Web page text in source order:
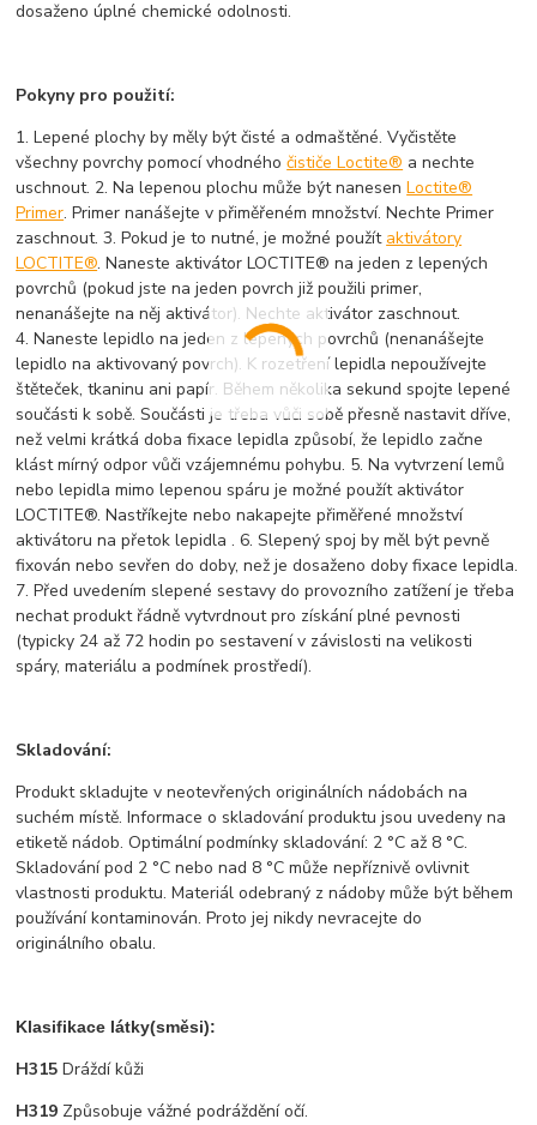
dosaženo úplné chemické odolnosti.
Pokyny pro použití:
1. Lepené plochy by měly být čisté a odmaštěné. Vyčistěte
všechny povrchy pomocí vhodnéhočističe Loctite® a nechte
uschnout. 2. Na lepenou plochu může být nanesenLoctite®
Primer. Primer nanášejte v přiměřeném množství. Nechte Primer
zaschnout. 3. Pokud je to nutné, je možné použít aktivátory
LOCTITE®. Naneste aktivátor LOCTITE® na jeden z lepených
povrchů (pokud jste na jeden povrch již použili primer,
nenanášejte na něj aktivátor). Nechte aktivátor zaschnout.
4. Naneste lepidlo na jeden z lepených povrchů (nenanášejte
lepidlo na aktivovaný povrch). K rozetření lepidla nepoužívejte
štěteček, tkaninu ani papír. Během několika sekund spojte lepené
součásti k sobě. Součásti je třeba vůči sobě přesně nastavit dříve,
než velmi krátká doba fixace lepidla způsobí, že lepidlo začne
klást mírný odpor vůči vzájemnému pohybu. 5. Na vytvrzení lemů
nebo lepidla mimo lepenou spáru je možné použít aktivátor
LOCTITE®. Nastříkejte nebo nakapejte přiměřené množství
aktivátoru na přetok lepidla . 6. Slepený spoj by měl být pevně
fixován nebo sevřen do doby, než je dosaženo doby fixace lepidla.
7. Před uvedením slepené sestavy do provozního zatížení je třeba
nechat produkt řádně vytvrdnout pro získání plné pevnosti
(typicky 24 až 72 hodin po sestavení v závislosti na velikosti
spáry, materiálu a podmínek prostředí).
Skladování:
Produkt skladujte v neotevřených originálních nádobách na
suchém místě. Informace o skladování produktu jsou uvedeny na
etiketě nádob. Optimální podmínky skladování: 2 °C až 8 °C.
Skladování pod 2 °C nebo nad 8 °C může nepříznivě ovlivnit
vlastnosti produktu. Materiál odebraný z nádoby může být během
používání kontaminován. Proto jej nikdy nevracejte do
originálního obalu.
Klasifikace látky(směsi):
H315Dráždí kůži
H319 Způsobuje vážné podráždění očí.